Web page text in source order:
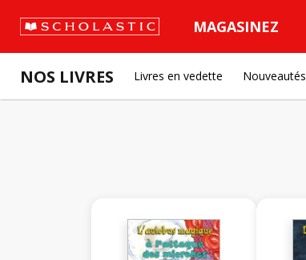
MAGASINEZ
NOS LIVRES Livres en vedette Nouveautés